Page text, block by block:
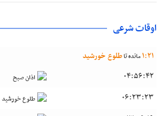
اوقات شرعی
1:21 مانده تاطلوع خورشید
04:56:42
اذان صبح
06:23:23 طلوع خورشید